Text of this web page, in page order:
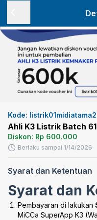
Kode:
Ahli K3 Listrik Batch 61
Diskon: Rp 600.000
Berlaku sampai 1/14/2026
Syarat dan Ketentuan
Syarat dan
Pembayaran di lakukan
MiCCa SuperApp K3